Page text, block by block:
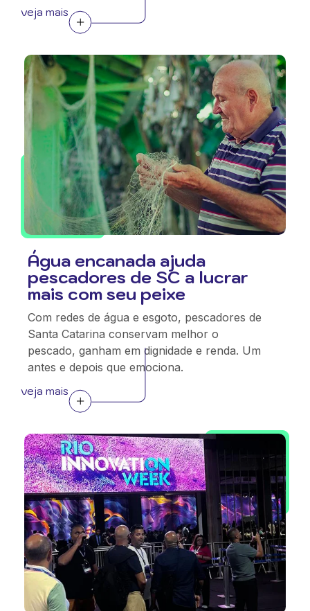
veja mais
Água encanada ajuda
pescadores de SC a lucrar
mais com seu peixe
Com redes de água e esgoto, pescadores de
Santa Catarina conservam melhor o
pescado, ganham em dignidade e renda. Um
antes e depois que emociona.
veja mais